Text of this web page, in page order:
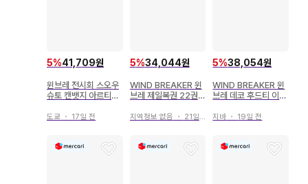
5%41,709원
윈브레 전시회 스오우
슈토 캔뱃지 아르티메
도쿄 ・ 17일 전
5%34,044원
WIND BREAKER 윈
브레 제일복권 22권
지역정보 없음 ・ 21일 전
5%38,054원
WIND BREAKER 윈
브레 데코 후드티 이름
지바 ・ 19일 전